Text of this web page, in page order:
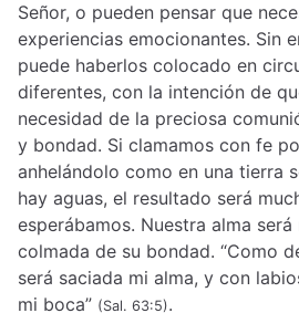
Señor, o pueden pensar que
experiencias emocionantes. Sin
puede haberlos colocado en
diferentes, con la intención de
necesidad de la preciosa
y bondad. Si clamamos con fe
anhelándolo como en una tierra
hay aguas, el resultado será
esperábamos. Nuestra alma
colmada de su bondad. “Como
será saciada mi alma, y con
mi boca” (Sal. 63:5).